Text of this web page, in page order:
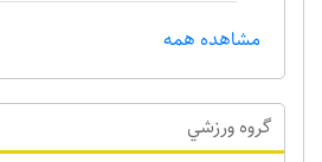
مشاهده همه
گروه ورزشي